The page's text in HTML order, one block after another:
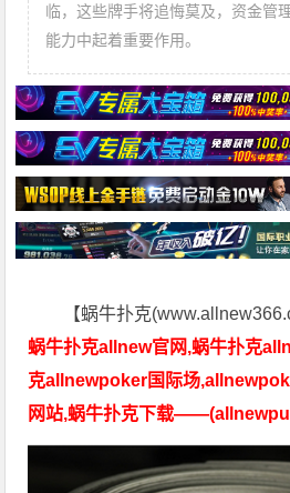
临，这些牌手将追悔莫及，资金管
能力中起着重要作用。
【蜗牛扑克
蜗牛扑克allnew官网,蜗牛扑克
克allnewpoker国际场
网站,蜗牛扑克下载